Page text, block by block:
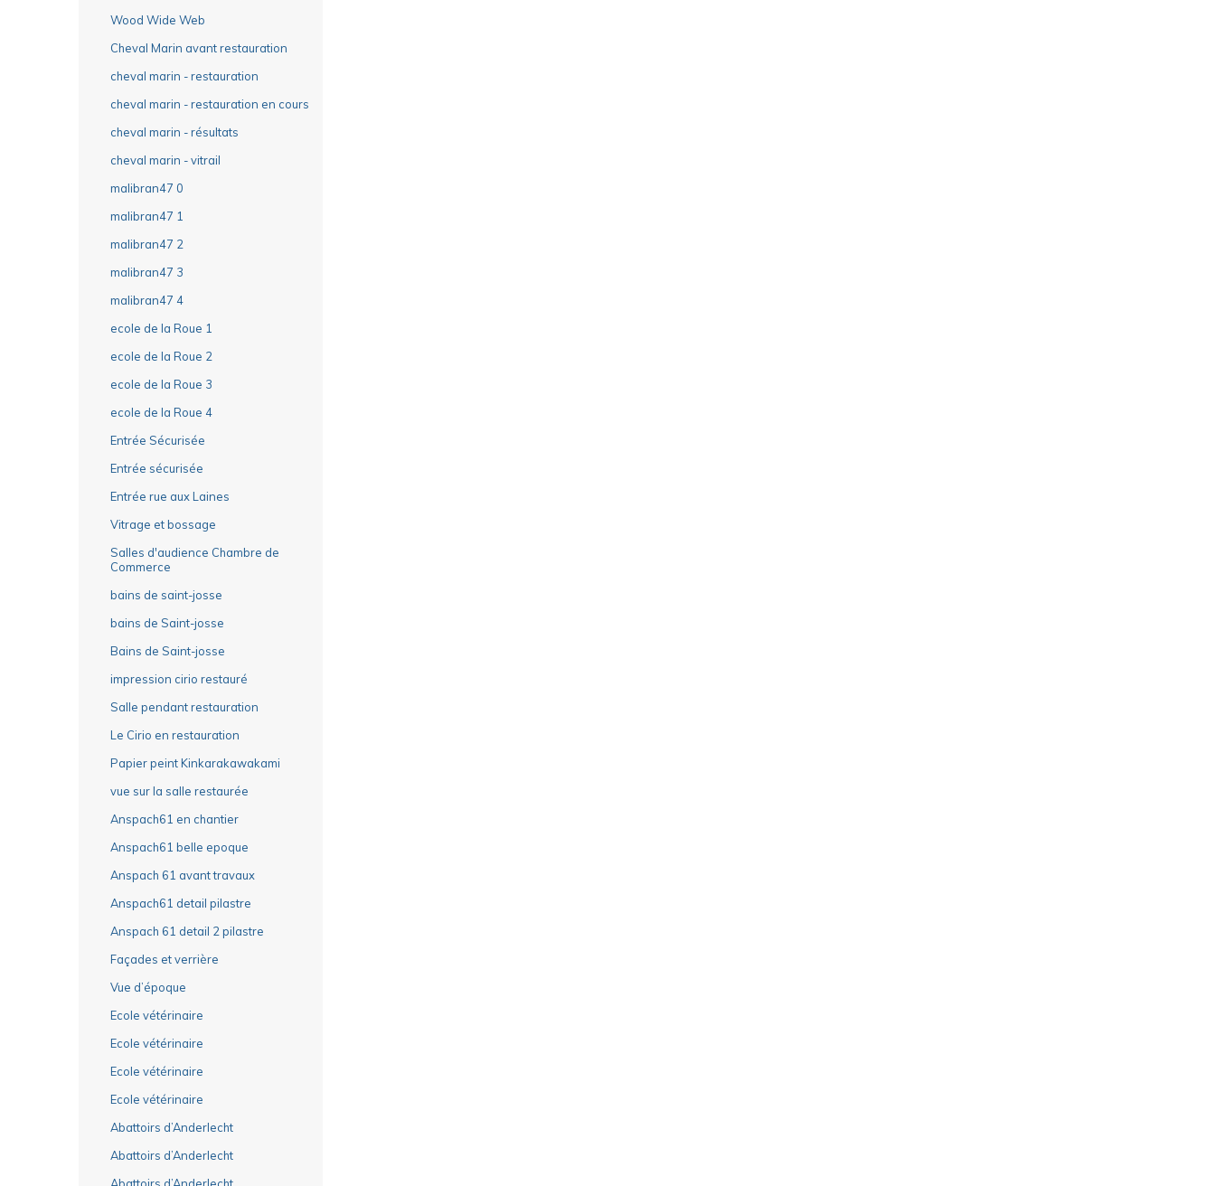
Wood Wide Web
Cheval Marin avant restauration
cheval marin - restauration
cheval marin - restauration en cours
cheval marin - résultats
cheval marin - vitrail
malibran47 0
malibran47 1
malibran47 2
malibran47 3
malibran47 4
ecole de la Roue 1
ecole de la Roue 2
ecole de la Roue 3
ecole de la Roue 4
Entrée Sécurisée
Entrée sécurisée
Entrée rue aux Laines
Vitrage et bossage
Salles d'audience Chambre de
Commerce
bains de saint-josse
bains de Saint-josse
Bains de Saint-josse
impression cirio restauré
Salle pendant restauration
Le Cirio en restauration
Papier peint Kinkarakawakami
vue sur la salle restaurée
Anspach61 en chantier
Anspach61 belle epoque
Anspach 61 avant travaux
Anspach61 detail pilastre
Anspach 61 detail 2 pilastre
Façades et verrière
Vue d’époque
Ecole vétérinaire
Ecole vétérinaire
Ecole vétérinaire
Ecole vétérinaire
Abattoirs d’Anderlecht
Abattoirs d’Anderlecht